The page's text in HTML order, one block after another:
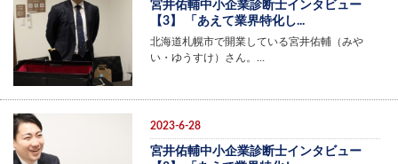
宮井佑輔中小企業診断士インタビュー
【3】 「あえて業界特化し...
北海道札幌市で開業している宮井佑輔（みや
い・ゆうすけ）さん。…
2023-6-28
宮井佑輔中小企業診断士インタビュー